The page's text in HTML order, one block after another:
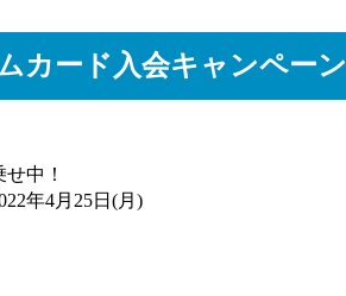
カード入会キャンペーン
中！
年4月25日(月)